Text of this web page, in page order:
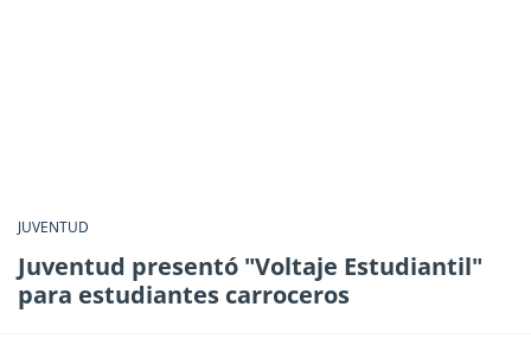
JUVENTUD
Juventud presentó "Voltaje Estudiantil"
para estudiantes carroceros